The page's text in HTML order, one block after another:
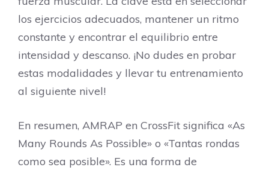
los ejercicios adecuados, mantener un ritmo
constante y encontrar el equilibrio entre
intensidad y descanso. ¡No dudes en probar
estas modalidades y llevar tu entrenamiento
al siguiente nivel!
En resumen, AMRAP en CrossFit significa «As
Many Rounds As Possible» o «Tantas rondas
como sea posible». Es una forma de